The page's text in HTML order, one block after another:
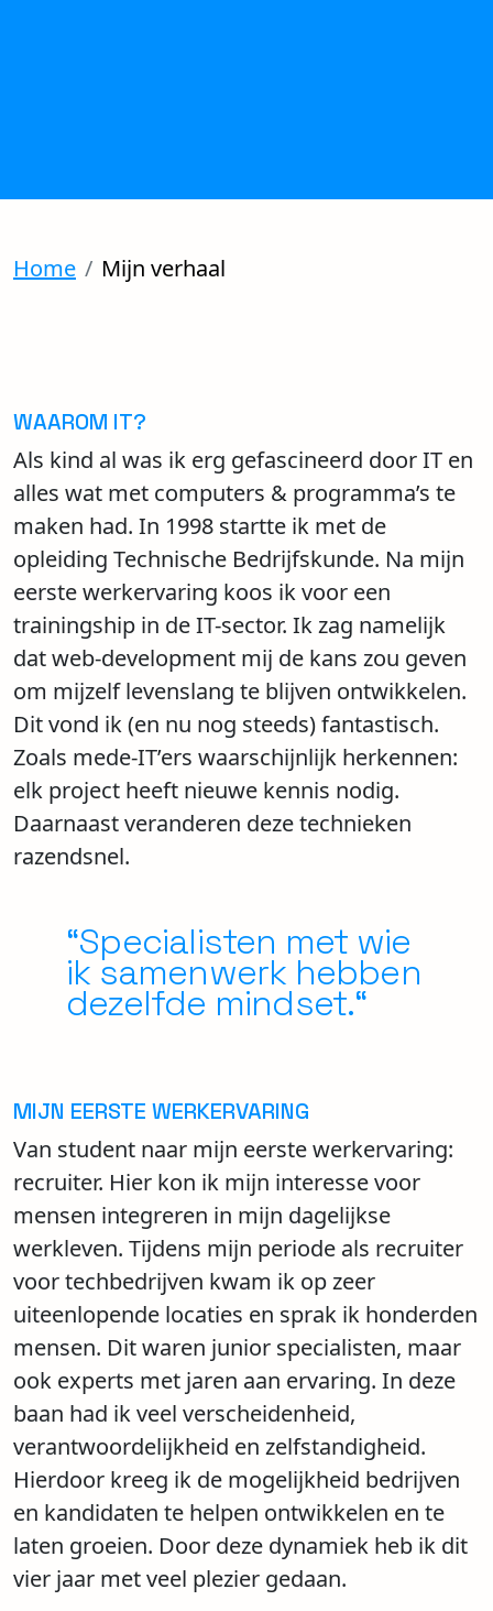
Home Mijn verhaal
WAAROM IT?
Als kind al was ik erg gefascineerd door IT en
alles wat met computers & programma’s te
maken had. In 1998 startte ik met de
opleiding Technische Bedrijfskunde. Na mijn
eerste werkervaring koos ik voor een
trainingship in de IT-sector. Ik zag namelijk
dat web-development mij de kans zou geven
om mijzelf levenslang te blijven ontwikkelen.
Dit vond ik (en nu nog steeds) fantastisch.
Zoals mede-IT’ers waarschijnlijk herkennen:
elk project heeft nieuwe kennis nodig.
Daarnaast veranderen deze technieken
razendsnel.
“Specialisten met wie
ik samenwerk hebben
dezelfde mindset.“
MIJN EERSTE WERKERVARING
Van student naar mijn eerste werkervaring:
recruiter. Hier kon ik mijn interesse voor
mensen integreren in mijn dagelijkse
werkleven. Tijdens mijn periode als recruiter
voor techbedrijven kwam ik op zeer
uiteenlopende locaties en sprak ik honderden
mensen. Dit waren junior specialisten, maar
ook experts met jaren aan ervaring. In deze
baan had ik veel verscheidenheid,
verantwoordelijkheid en zelfstandigheid.
Hierdoor kreeg ik de mogelijkheid bedrijven
en kandidaten te helpen ontwikkelen en te
laten groeien. Door deze dynamiek heb ik dit
vier jaar met veel plezier gedaan.